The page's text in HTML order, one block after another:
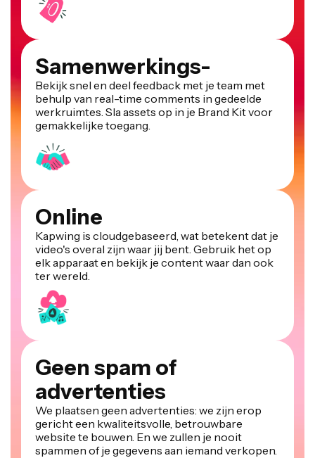
Samenwerkings-
Bekijk snel en deel feedback met je team met
behulp van real-time comments in gedeelde
werkruimtes. Sla assets op in je Brand Kit voor
gemakkelijke toegang.
Online
Kapwing is cloudgebaseerd, wat betekent dat je
video's overal zijn waar jij bent. Gebruik het op
elk apparaat en bekijk je content waar dan ook
ter wereld.
Geen spam of
advertenties
We plaatsen geen advertenties: we zijn erop
gericht een kwaliteitsvolle, betrouwbare
website te bouwen. En we zullen je nooit
spammen of je gegevens aan iemand verkopen.